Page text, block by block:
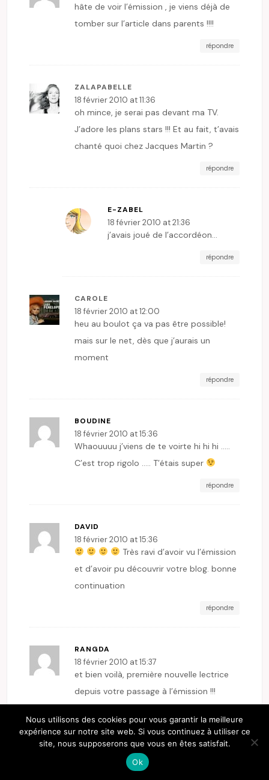
hâte de voir l’émission , je viens déjà de
tomber sur l’article dans parents !!!!
répondre
ZALAPABELLE
18 février 2010 at 11:36
oh mince, je serai pas devant ma TV.
J’adore les plans stars !!! Et au fait, t’avais
chanté quoi chez Jacques Martin ?
répondre
E-ZABEL
18 février 2010 at 21:36
j’avais joué de l’accordéon…
répondre
CAROLE
18 février 2010 at 12:00
heu au boulot ça va pas être possible!
mais sur le net, dès que j’aurais un
moment
répondre
BOUDINE
18 février 2010 at 15:36
Whaouuuu j’viens de te voirte hi hi hi …..
C’est trop rigolo ….. T’étais super
répondre
DAVID
18 février 2010 at 15:36
Très ravi d’avoir vu l’émission
et d’avoir pu découvrir votre blog. bonne
continuation
répondre
RANGDA
18 février 2010 at 15:37
et bien voilà, première nouvelle lectrice
depuis votre passage à l’émission !!!
Votre style d’écriture est vraiment
agréable à lire, maman de deux petits
monstres je vais prendre RDV avec votre
blog régulièrement…
Nous utilisons des cookies pour vous garantir la meilleure
expérience sur notre site web. Si vous continuez à utiliser ce
site, nous supposerons que vous en êtes satisfait.
Ok